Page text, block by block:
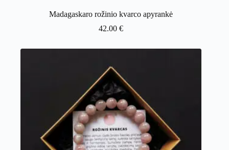
Madagaskaro rožinio kvarco apyrankė
42.00€